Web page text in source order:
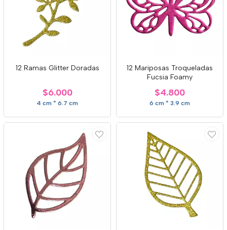
12 Ramas Glitter Doradas
$6.000
4 cm * 6.7 cm
12 Mariposas Troqueladas
Fucsia Foamy
$4.800
6 cm * 3.9 cm